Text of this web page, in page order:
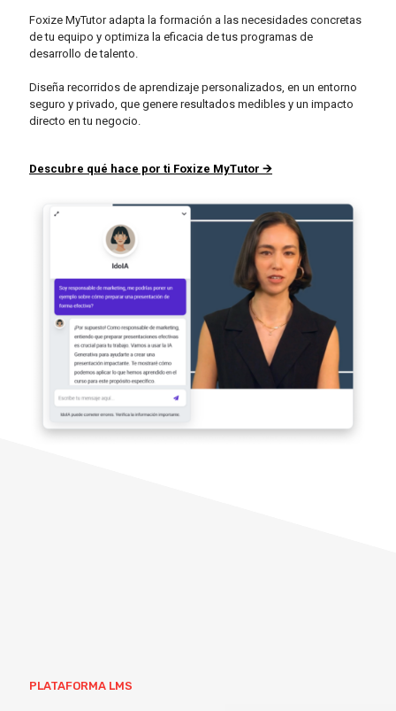
Foxize MyTutor adapta la formación a las necesidades concretas
de tu equipo y optimiza la eficacia de tus programas de
desarrollo de talento.
Diseña recorridos de aprendizaje personalizados, en un entorno
seguro y privado, que genere resultados medibles y un impacto
directo en tu negocio.
Descubre qué hace por ti Foxize MyTutor 🡪
PLATAFORMA LMS